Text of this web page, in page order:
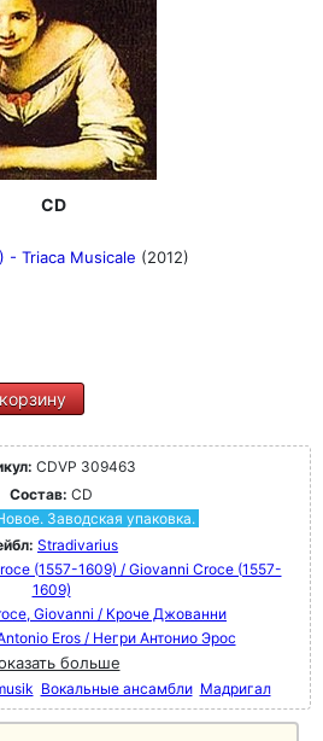
CD
- Triaca Musicale (2012)
CDVP 309463
Состав: CD
Заводская упаковка.
Stradivarius
(1557-1609) / Giovanni Croce (1557-
1609)
Giovanni / Кроче Джованни
Eros / Негри Антонио Эрос
больше
Вокальные ансамбли Мадригал